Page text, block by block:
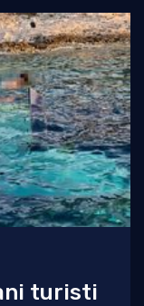
turisti